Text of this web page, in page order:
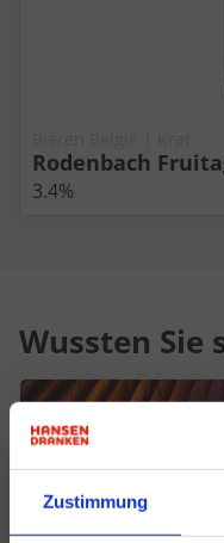
Zustimmung
Rodenbach
3.4%
Wussten Sie